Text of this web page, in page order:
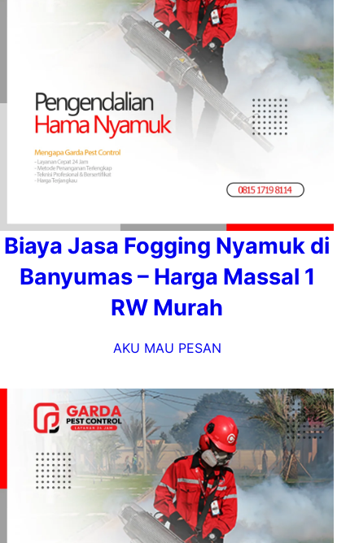
Biaya Jasa Fogging Nyamuk di
Banyumas – Harga Massal 1
RW Murah
AKU MAU PESAN